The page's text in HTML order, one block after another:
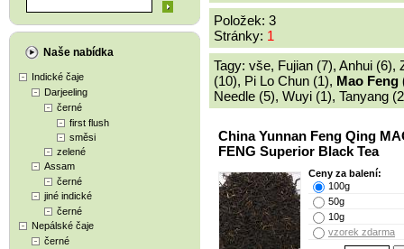
Naše nabídka
Indické čaje
Darjeeling
černé
first flush
směsi
zelené
Assam
černé
jiné indické
černé
Nepálské čaje
černé
Položek: 3
Stránky: 1
Tagy: vše, Fujian (7), Anhui (6),
(10), Pi Lo Chun (1), Mao Feng
Needle (5), Wuyi (1), Tanyang
China Yunnan Feng Qing
FENG Superior Black Tea
Ceny za balení:
100g
50g
10g
vzorek zdarma